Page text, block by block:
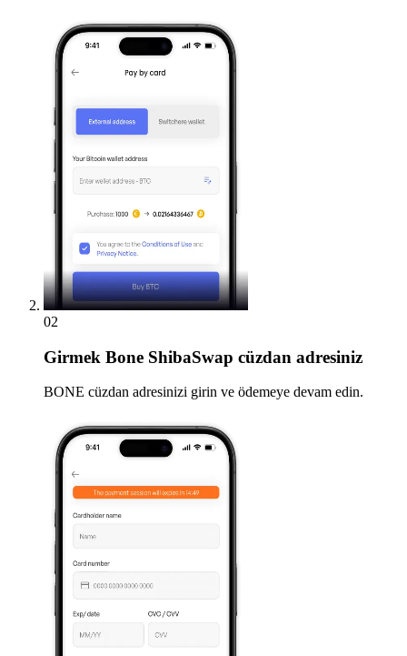
02
Girmek Bone ShibaSwap cüzdan adresiniz
BONE cüzdan adresinizi girin ve ödemeye devam edin.